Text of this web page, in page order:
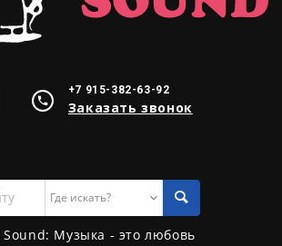
+7 915-382-63-92
Заказать звонок
Sound: Музыка - это любовь